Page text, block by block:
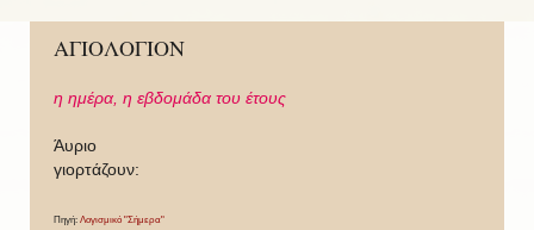
ΑΓΙΟΛΟΓΙΟΝ
η ημέρα, η εβδομάδα του έτους
Άυριο
γιορτάζουν:
Πηγή: Λογισμικό "Σήμερα"